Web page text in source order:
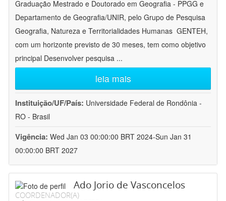
Graduação Mestrado e Doutorado em Geografia - PPGG e
Departamento de Geografia/UNIR, pelo Grupo de Pesquisa
Geografia, Natureza e Territorialidades Humanas  GENTEH,
com um horizonte previsto de 30 meses, tem como objetivo
principal Desenvolver pesquisa ...
leia mais
Instituição/UF/País: Universidade Federal de Rondônia -
RO - Brasil
Vigência: Wed Jan 03 00:00:00 BRT 2024-Sun Jan 31
00:00:00 BRT 2027
Ado Jorio de Vasconcelos
COORDENADOR(A)